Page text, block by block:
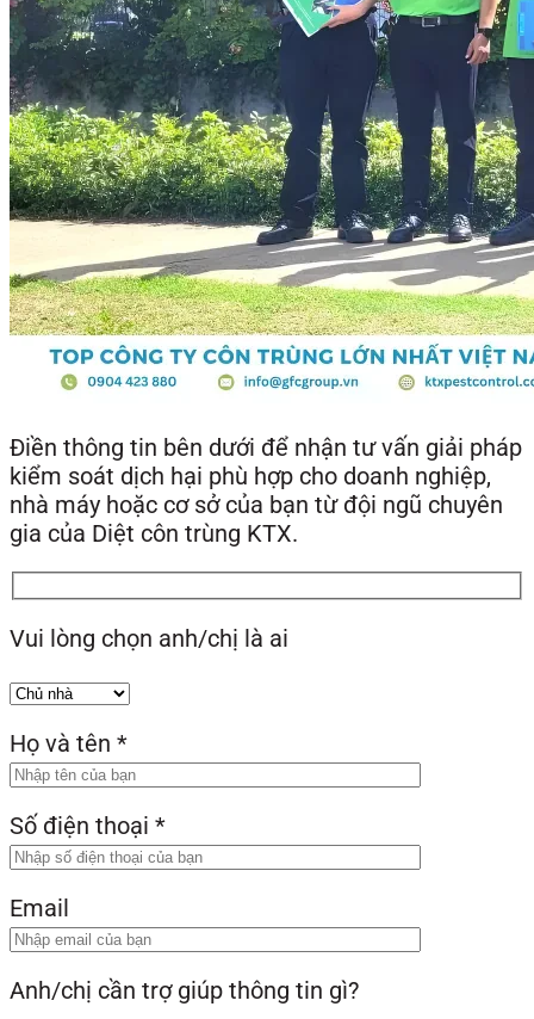
Điền thông tin bên dưới để nhận tư vấn giải pháp
kiểm soát dịch hại phù hợp cho doanh nghiệp,
nhà máy hoặc cơ sở của bạn từ đội ngũ chuyên
gia của Diệt côn trùng KTX.
Vui lòng chọn anh/chị là ai
Họ và tên *
Số điện thoại *
Email
Anh/chị cần trợ giúp thông tin gì?